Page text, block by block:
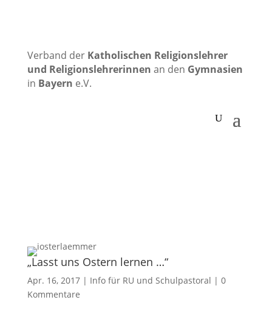
Verband der Katholischen Religionslehrer
und Religionslehrerinnen an den Gymnasien
in Bayern e.V.
„Lasst uns Ostern lernen …“
Apr. 16, 2017| Info für RU und Schulpastoral | 0
Kommentare